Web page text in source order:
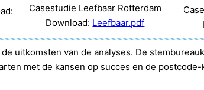
Casestudie Leefbaar Rotterdam
Download: Leefbaar.pdf
uitkomsten van de analyses. De
met de kansen op succes en de